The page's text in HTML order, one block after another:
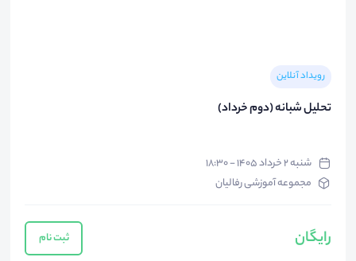
رویداد آنلاین
تحلیل شبانه (دوم خرداد)
شنبه ۲ خرداد ۱۴۰۵ - ۱۸:۳۰
مجموعه آموزشی رفالیان
رایگان ثبت نام